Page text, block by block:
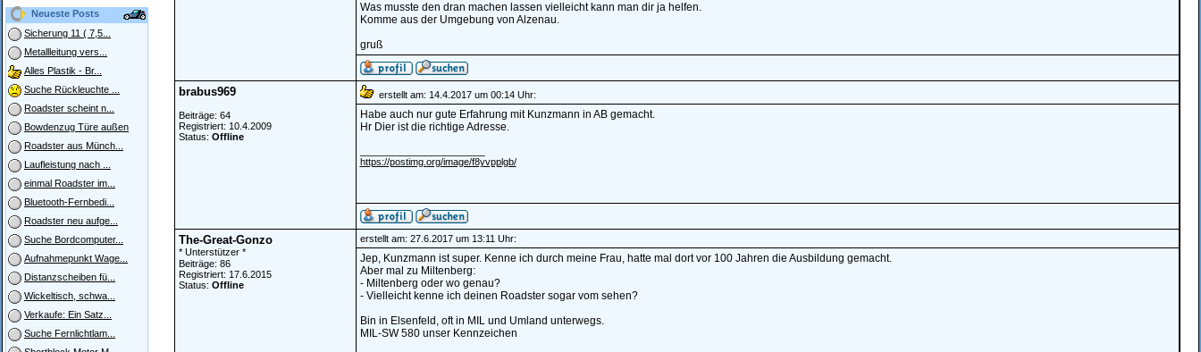
Neueste Posts
Sicherung 11 ( 7,5...
Metallleitung vers...
Alles Plastik - Br...
Suche Rückleuchte ...
Roadster scheint n...
Bowdenzug Türe außen
Roadster aus Münch...
Laufleistung nach ...
einmal Roadster im...
Bluetooth-Fernbedi...
Roadster neu aufge...
Suche Bordcomputer...
Aufnahmepunkt Wage...
Distanzscheiben fü...
Wickeltisch, schwa...
Verkaufe: Ein Satz...
Suche Fernlichtlam...
Was musste den dran machen lassen vielleicht kann man dir ja helfen.
Komme aus der Umgebung von Alzenau.
gruß
brabus969
Beiträge: 64
Registriert: 10.4.2009
Status: Offline
erstellt am: 14.4.2017 um 00:14 Uhr:
Habe auch nur gute Erfahrung mit Kunzmann in AB gemacht.
Hr Dier ist die richtige Adresse.
https://postimg.org/image/f8yvpplgb/
The-Great-Gonzo
* Unterstützer *
Beiträge: 86
Registriert: 17.6.2015
Status: Offline
erstellt am: 27.6.2017 um 13:11 Uhr:
Jep, Kunzmann ist super. Kenne ich durch meine Frau, hatte mal dort vor 100 Jahren die Ausbildung gemacht.
Aber mal zu Miltenberg:
- Miltenberg oder wo genau?
- Vielleicht kenne ich deinen Roadster sogar vom sehen?
Bin in Elsenfeld, oft in MIL und Umland unterwegs.
MIL-SW 580 unser Kennzeichen